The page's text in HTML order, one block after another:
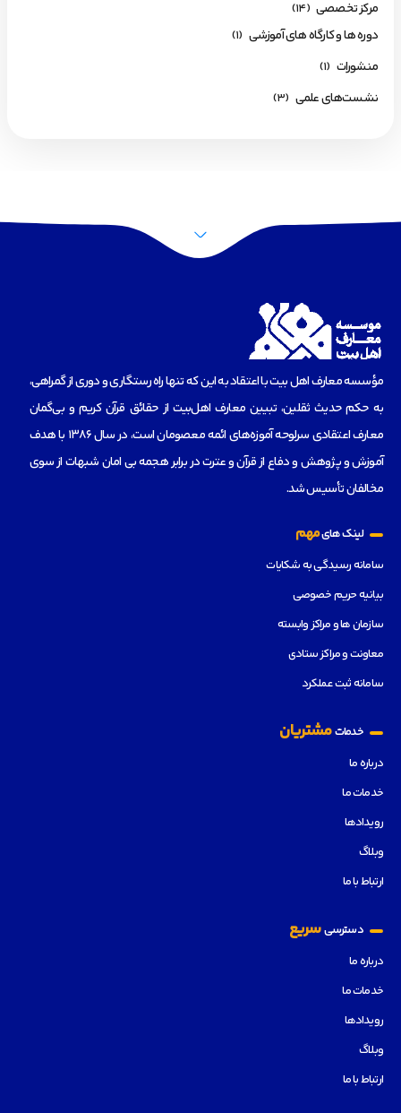
مرکز تخصصی (14)
دوره ها و کارگاه های آموزشی (1)
منشورات (1)
نشست‌های علمی (3)
مؤسسه‌ معارف اهل بیت با اعتقاد به این که تنها راه رستگاری و دوری از گمراهی،
به حکم حدیث ثقلین، تبیین معارف اهل‌بیت از حقائق قرآن کریم و بی‌گمان
معارف اعتقادی سرلوحه آموزه‌های ائمه معصومان است، در سال 1386 با هدف
آموزش و پژوهش و دفاع از قرآن و عترت در برابر هجمه بی امان شبهات از سوی
مخالفان تأسیس شد.
لینک هایمهم
سامانه رسیدگی به شکایات
بیانیه حریم خصوصی
سازمان ها و مراکز وابسته
معاونت و مراکز ستادی
سامانه ثبت عملکرد
خدماتمشتریان
درباره ما
خدمات ما
رویدادها
وبلاگ
ارتباط با ما
دسترسیسریع
درباره ما
خدمات ما
رویدادها
وبلاگ
ارتباط با ما